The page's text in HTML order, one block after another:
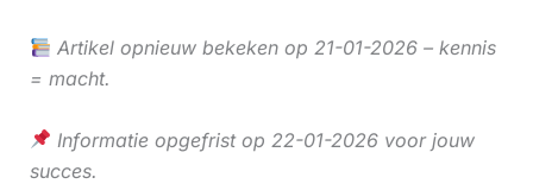
Artikel opnieuw bekeken op 21-01-2026 – kennis
= macht.
Informatie opgefrist op 22-01-2026 voor jouw
succes.